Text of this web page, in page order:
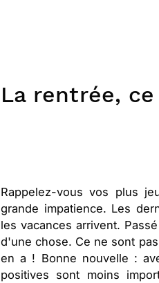
La rentrée,
Rappelez-vous vos plus
grande impatience. Les
les vacances arrivent.
d'une chose. Ce ne sont
en a ! Bonne nouvelle :
positives sont moins